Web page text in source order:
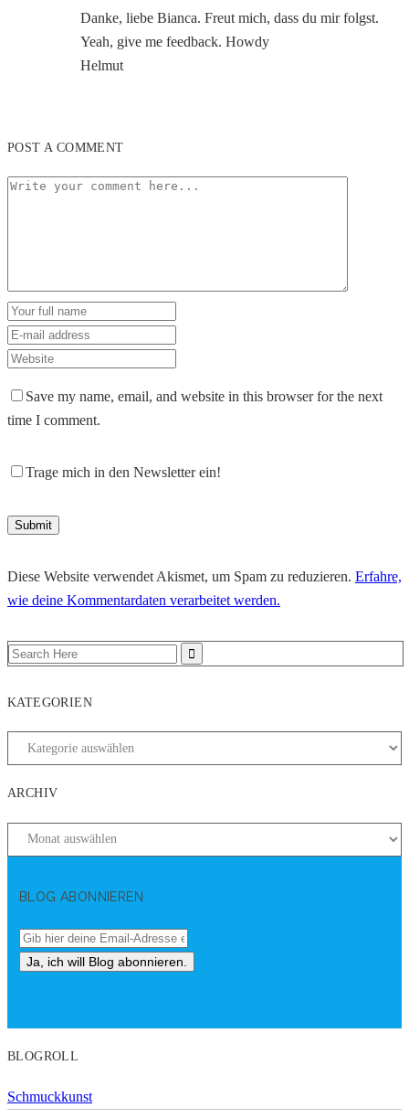
Danke, liebe Bianca. Freut mich, dass du mir folgst.
Yeah, give me feedback. Howdy
Helmut
POST A COMMENT
Save my name, email, and website in this browser for the next
time I comment.
Trage mich in den Newsletter ein!
Diese Website verwendet Akismet, um Spam zu reduzieren. Erfahre,
wie deine Kommentardaten verarbeitet werden.
KATEGORIEN
ARCHIV
BLOG ABONNIEREN
BLOGROLL
Schmuckkunst